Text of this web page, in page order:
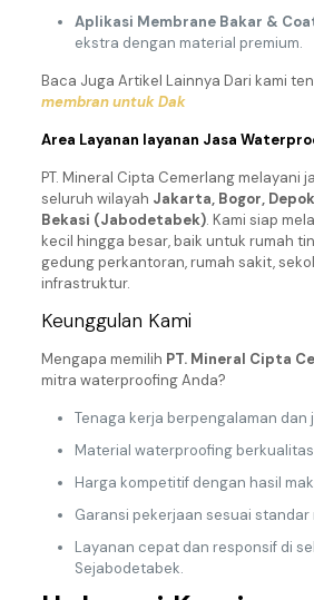
Aplikasi Membrane Bakar &
ekstra dengan material premium.
Baca Juga Artikel Lainnya Dari kami
membran untuk Dak
Area Layanan layanan Jasa
PT. Mineral Cipta Cemerlang melayani
seluruh wilayah Jakarta, Bogor,
Bekasi (Jabodetabek). Kami siap
kecil hingga besar, baik untuk rumah
gedung perkantoran, rumah sakit,
infrastruktur.
Keunggulan Kami
Mengapa memilih PT. Mineral Cipta
mitra waterproofing Anda?
Tenaga kerja berpengalaman dan
Material waterproofing
Harga kompetitif dengan hasil
Garansi pekerjaan sesuai standar
Layanan cepat dan responsif di
Sejabodetabek.